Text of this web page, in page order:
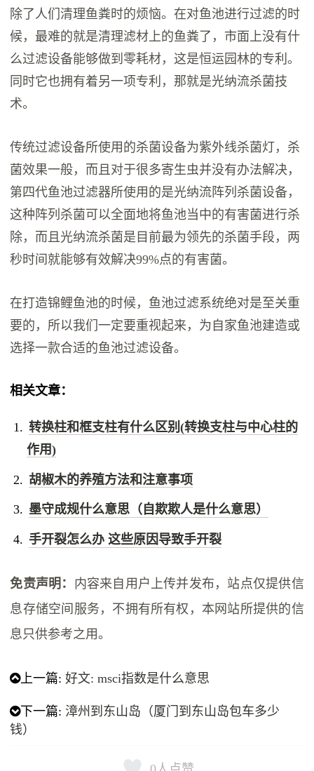
除了人们清理鱼粪时的烦恼。在对鱼池进行过滤的时
候，最难的就是清理滤材上的鱼粪了，市面上没有什
么过滤设备能够做到零耗材，这是恒运园林的专利。
同时它也拥有着另一项专利，那就是光纳流杀菌技
术。
传统过滤设备所使用的杀菌设备为紫外线杀菌灯，杀
菌效果一般，而且对于很多寄生虫并没有办法解决，
第四代鱼池过滤器所使用的是光纳流阵列杀菌设备，
这种阵列杀菌可以全面地将鱼池当中的有害菌进行杀
除，而且光纳流杀菌是目前最为领先的杀菌手段，两
秒时间就能够有效解决99%点的有害菌。
在打造锦鲤鱼池的时候，鱼池过滤系统绝对是至关重
要的，所以我们一定要重视起来，为自家鱼池建造或
选择一款合适的鱼池过滤设备。
相关文章：
转换柱和框支柱有什么区别(转换支柱与中心柱的
作用)
胡椒木的养殖方法和注意事项
墨守成规什么意思（自欺欺人是什么意思）
手开裂怎么办 这些原因导致手开裂
免责声明： 内容来自用户上传并发布，站点仅提供信
息存储空间服务，不拥有所有权，本网站所提供的信
息只供参考之用。
上一篇:好文: msci指数是什么意思
下一篇: 漳州到东山岛（厦门到东山岛包车多少
钱）